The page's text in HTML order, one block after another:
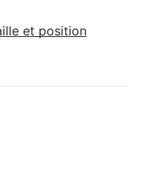
et position